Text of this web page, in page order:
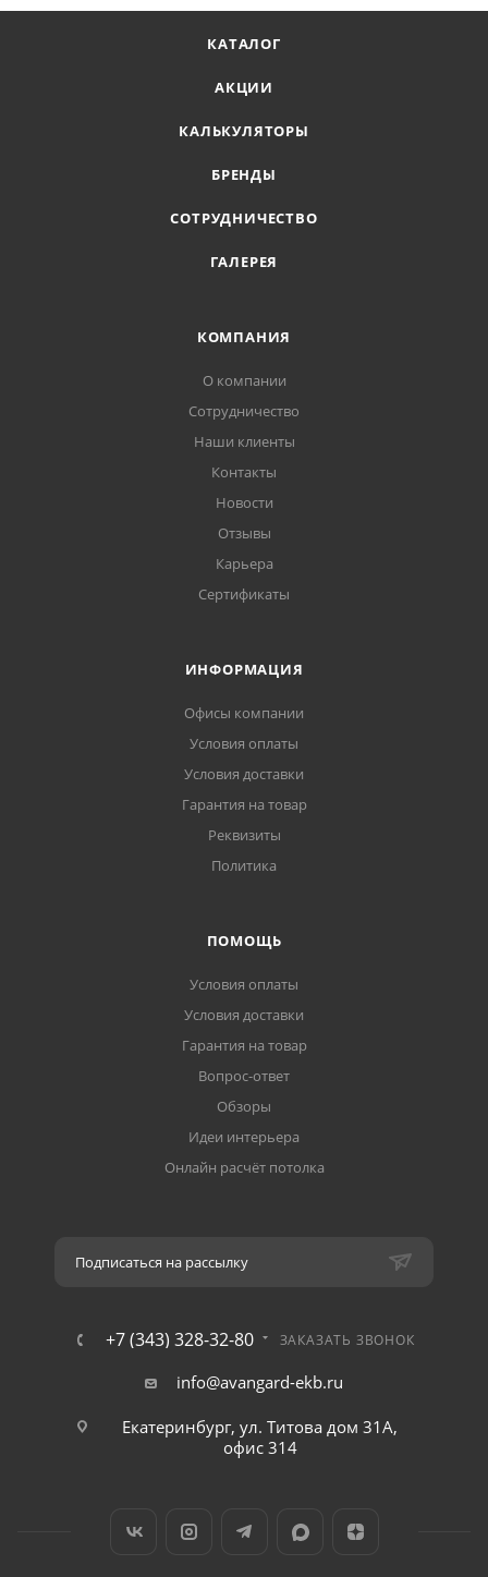
КАТАЛОГ
АКЦИИ
КАЛЬКУЛЯТОРЫ
БРЕНДЫ
СОТРУДНИЧЕСТВО
ГАЛЕРЕЯ
КОМПАНИЯ
О компании
Сотрудничество
Наши клиенты
Контакты
Новости
Отзывы
Карьера
Сертификаты
ИНФОРМАЦИЯ
Офисы компании
Условия оплаты
Условия доставки
Гарантия на товар
Реквизиты
Политика
ПОМОЩЬ
Условия оплаты
Условия доставки
Гарантия на товар
Вопрос-ответ
Обзоры
Идеи интерьера
Онлайн расчёт потолка
Подписаться на рассылку
+7 (343) 328-32-80 ЗАКАЗАТЬ ЗВОНОК
info@avangard-ekb.ru
Екатеринбург, ул. Титова дом 31A,
офис 314